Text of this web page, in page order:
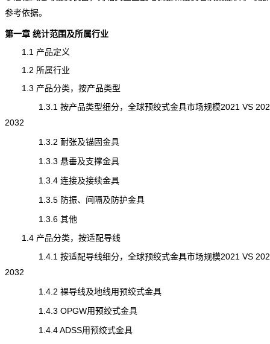
参考依据。
第一章 统计范围及所属行业
1.1 产品定义
1.2 所属行业
1.3 产品分类，按产品类型
1.3.1 按产品类型细分，全球预绞式金具市场规模2021 VS
2032
1.3.2 耐张及锚固金具
1.3.3 悬垂及支撑金具
1.3.4 连接及接续金具
1.3.5 防振、间隔及防护金具
1.3.6 其他
1.4 产品分类，按适配导线
1.4.1 按适配导线细分，全球预绞式金具市场规模2021 VS
2032
1.4.2 裸导线及地线用预绞式金具
1.4.3 OPGW用预绞式金具
1.4.4 ADSS用预绞式金具